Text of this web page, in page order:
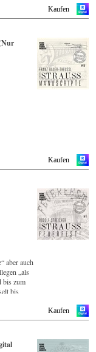
Jahren
hat sich
zu
Kaufen
Kaufen
aber auch
„als
bis zum
bis
Kaufen